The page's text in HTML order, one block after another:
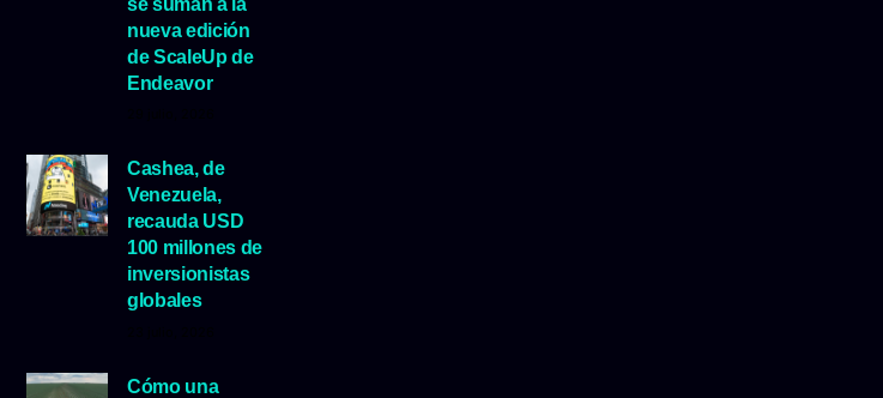
nueva edición
de ScaleUp de
Endeavor
Cashea, de
Venezuela,
recauda USD
100 millones de
inversionistas
globales
Cómo una